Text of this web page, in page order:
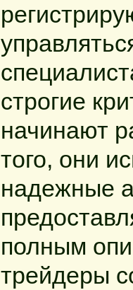
строгие
начинают
того, они
надежные
полным
трейдеры